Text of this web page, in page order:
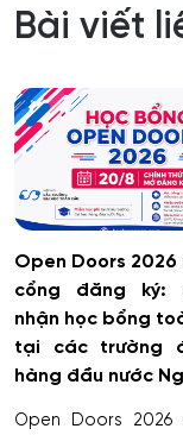
Bài viết
Open Doors 2026
cổng đăng ký:
nhận học bổng
tại các trường
hàng đầu nước
Open Doors 2026